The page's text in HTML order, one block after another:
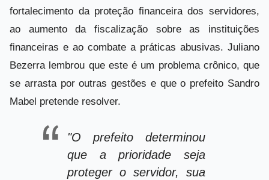
fortalecimento da proteção financeira dos servidores,
ao aumento da fiscalização sobre as instituições
financeiras e ao combate a práticas abusivas. Juliano
Bezerra lembrou que este é um problema crônico, que
se arrasta por outras gestões e que o prefeito Sandro
Mabel pretende resolver.
"O prefeito determinou
que a prioridade seja
proteger o servidor, sua